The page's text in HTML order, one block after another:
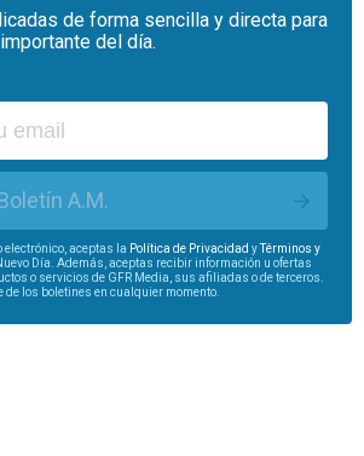
de forma sencilla y directa para
del día.
A.M.
electrónico, aceptas la Política de Privacidad yTérminos y
Día. Además, aceptas recibir información u ofertas
o servicios de GFR Media, sus afiliadas o de terceros.
de los boletines en cualquier momento.